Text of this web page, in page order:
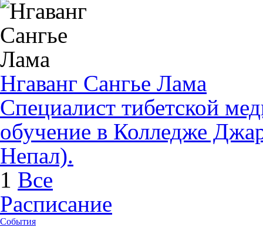
Нгаванг Сангье Лама
Специалист тибетской
обучение в Колледже
Непал).
1 Все
Расписание
События